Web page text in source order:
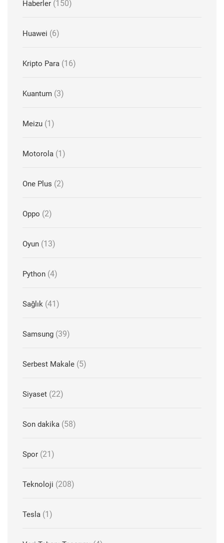
Haberler (150)
Huawei (6)
Kripto Para (16)
Kuantum (3)
Meizu (1)
Motorola (1)
One Plus (2)
Oppo (2)
Oyun (13)
Python (4)
Sağlık (41)
Samsung (39)
Serbest Makale (5)
Siyaset (22)
Son dakika (58)
Spor (21)
Teknoloji (208)
Tesla (1)